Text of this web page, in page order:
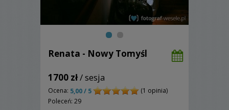
Renata - Nowy Tomyśl
1700 zł/ sesja
Ocena: 5,00 / 5
(1 opinia)
Poleceń: 29